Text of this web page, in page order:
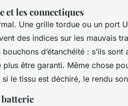
et les connectiques
Une grille tordue ou un port
des indices sur les mauvais
d’étanchéité : s’ils sont
plus être garanti. Même chose
si le tissu est déchiré, le rendu